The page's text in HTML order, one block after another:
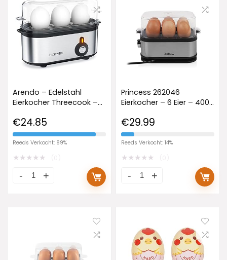
Arendo – Edelstahl
Eierkocher Threecook –
Schalter – Wählbarer
Härtegrad – 210 W – 1-3
Eier – GS – BPA-frei
€24.85
Reeds Verkocht: 89%
★★★★★
Princess 262046
Eierkocher – 6 Eier – 400
€29.99
Reeds Verkocht: 14%
★★★★★